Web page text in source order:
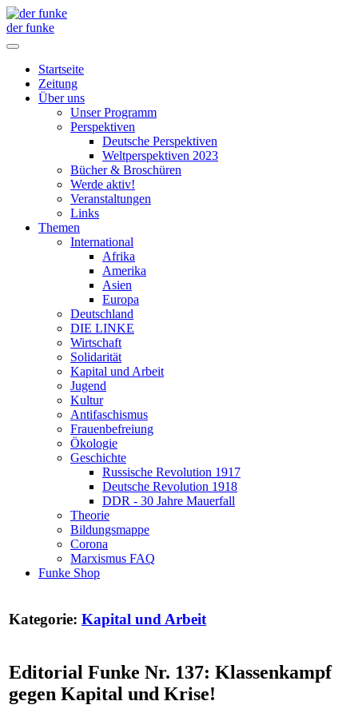
der funke
Startseite
Zeitung
Über uns
Unser Programm
Perspektiven
Deutsche Perspektiven
Weltperspektiven 2023
Bücher & Broschüren
Werde aktiv!
Veranstaltungen
Links
Themen
International
Afrika
Amerika
Asien
Europa
Deutschland
DIE LINKE
Wirtschaft
Solidarität
Kapital und Arbeit
Jugend
Kultur
Antifaschismus
Frauenbefreiung
Ökologie
Geschichte
Russische Revolution 1917
Deutsche Revolution 1918
DDR - 30 Jahre Mauerfall
Theorie
Bildungsmappe
Corona
Marxismus FAQ
Funke Shop
Kategorie: Kapital und Arbeit
Editorial Funke Nr. 137: Klassenkampf
gegen Kapital und Krise!